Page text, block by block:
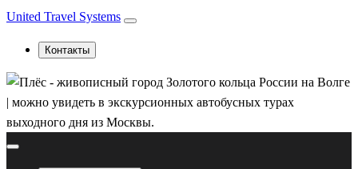
United Travel Systems
Контакты